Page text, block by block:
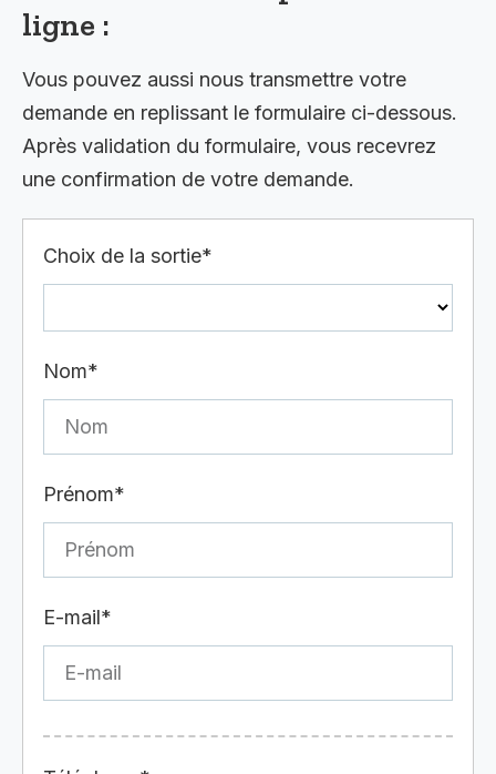
ligne :
Vous pouvez aussi nous transmettre votre
demande en replissant le formulaire ci-dessous.
Après validation du formulaire, vous recevrez
une confirmation de votre demande.
Choix de la sortie*
Nom*
Prénom*
E-mail*